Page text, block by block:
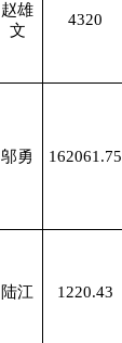
赵雄
文
4320
邬勇 162061.75
陆江 1220.43